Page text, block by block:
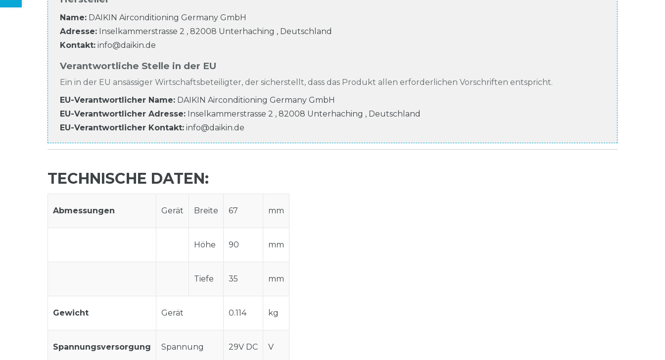
Name: DAIKIN Airconditioning Germany GmbH
Adresse: Inselkammerstrasse 2 , 82008 Unterhaching , Deutschland
Kontakt: info@daikin.de
Verantwortliche Stelle in der EU
Ein in der EU ansässiger Wirtschaftsbeteiligter, der sicherstellt, dass das Produkt allen erforderlichen Vorschriften entspricht.
EU-Verantwortlicher Name: DAIKIN Airconditioning Germany GmbH
EU-Verantwortlicher Adresse: Inselkammerstrasse 2 , 82008 Unterhaching , Deutschland
EU-Verantwortlicher Kontakt: info@daikin.de
TECHNISCHE DATEN:
Abmessungen Gerät Breite 67 mm
Höhe 90 mm
Tiefe 35 mm
Gewicht Gerät 0.114 kg
Spannungsversorgung Spannung 29V DC V